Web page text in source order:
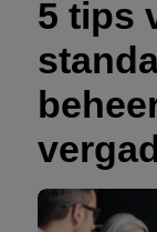
5 tips